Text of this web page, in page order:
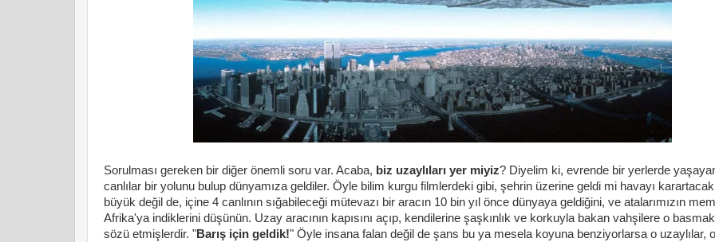
Sorulması gereken bir diğer önemli soru var. Acaba, biz uzaylıları yer miyiz? Diyelim ki, evrende bir yerlerde yaşayan
canlılar bir yolunu bulup dünyamıza geldiler. Öyle bilim kurgu filmlerdeki gibi, şehrin üzerine geldi mi havayı
büyük değil de, içine 4 canlının sığabileceği mütevazı bir aracın 10 bin yıl önce dünyaya geldiğini, ve atalarımızın
Afrika'ya indiklerini düşünün. Uzay aracının kapısını açıp, kendilerine şaşkınlık ve korkuyla bakan vahşilere o
sözü etmişlerdir. "Barış için geldik!" Öyle insana falan değil de şans bu ya mesela koyuna benziyorlarsa o uzaylılar, o